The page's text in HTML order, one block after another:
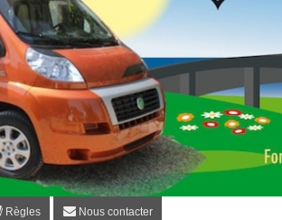
plaisir.com
des utilisateurs de fourgons,
Règles Nous contacter